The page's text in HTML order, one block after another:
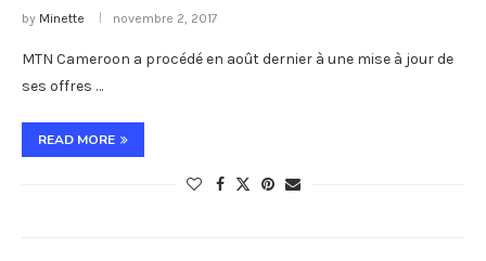
by Minette novembre 2, 2017
MTN Cameroon a procédé en août dernier à une mise à jour de
ses offres …
READ MORE